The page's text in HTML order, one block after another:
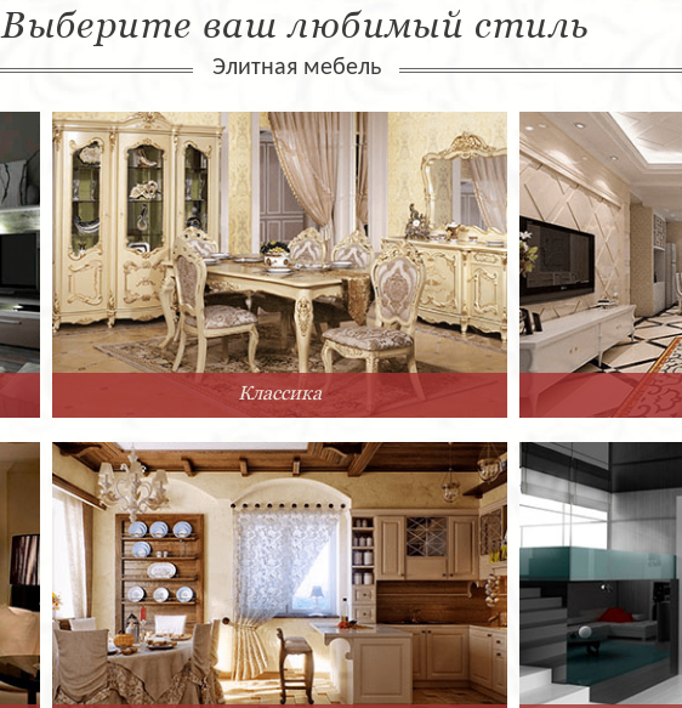
Выберите ваш любимый стиль
Элитная мебель
Классика